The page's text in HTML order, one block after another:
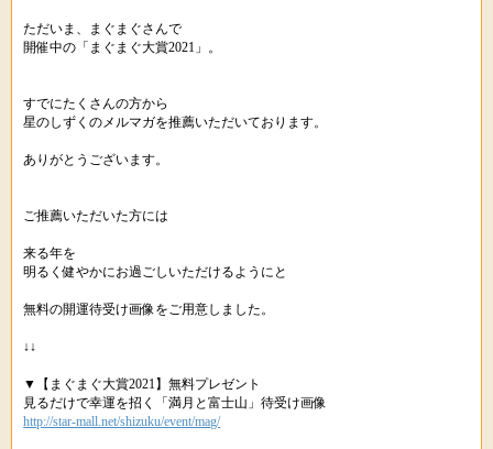
ただいま、まぐまぐさんで
開催中の「まぐまぐ大賞2021」。
すでにたくさんの方から
星のしずくのメルマガを推薦いただいております。
ありがとうございます。
ご推薦いただいた方には
来る年を
明るく健やかにお過ごしいただけるようにと
無料の開運待受け画像をご用意しました。
↓↓
▼【まぐまぐ大賞2021】無料プレゼント
見るだけで幸運を招く「満月と富士山」待受け画像
http://star-mall.net/shizuku/event/mag/